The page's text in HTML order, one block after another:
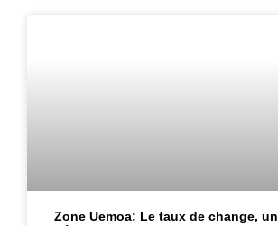
Zone Uemoa: Le taux de change, un